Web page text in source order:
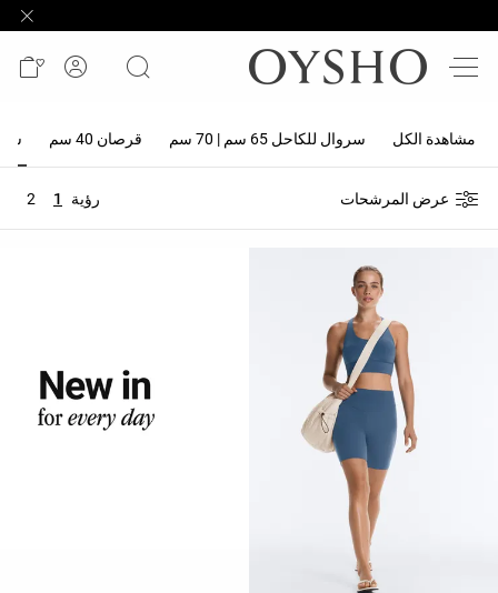
حديثًا
shorts
مبيعًا
المشاهدة
مشاهدة الكل سروال للكاحل 65 سم | 70 سم قرصان 40 سم
عرض المرشحات رؤية 1
2